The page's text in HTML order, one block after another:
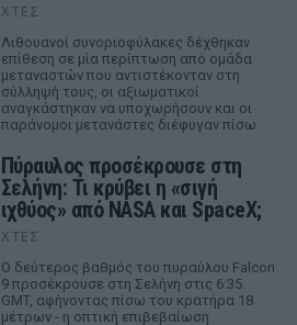
ΧΤΕΣ
Λιθουανοί συνοριοφύλακες δέχθηκαν
επίθεση σε μία περίπτωση από ομάδα
μεταναστών που αντιστέκονταν στη
σύλληψή τους, οι αξιωματικοί
αναγκάστηκαν να υποχωρήσουν και οι
παράνομοι μετανάστες διέφυγαν πίσω
Πύραυλος προσέκρουσε στη
Σελήνη: Τι κρύβει η «σιγή
ιχθύος» από NASA και SpaceX;
ΧΤΕΣ
Ο δεύτερος βαθμός του πυραύλου Falcon
9 προσέκρουσε στη Σελήνη στις 6:35
GMT, αφήνοντας πίσω του κρατήρα 18
μέτρων - η οπτική επιβεβαίωση